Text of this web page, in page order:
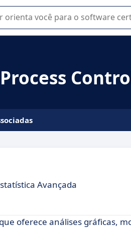
seleção de software SaaS para sua
Avançada
oferece análises gráficas,